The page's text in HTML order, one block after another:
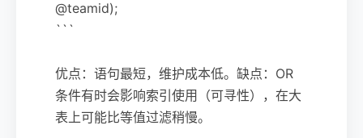
@teamid);
```
优点：语句最短，维护成本低。缺点：OR
条件有时会影响索引使用（可寻性），在大
表上可能比等值过滤稍慢。